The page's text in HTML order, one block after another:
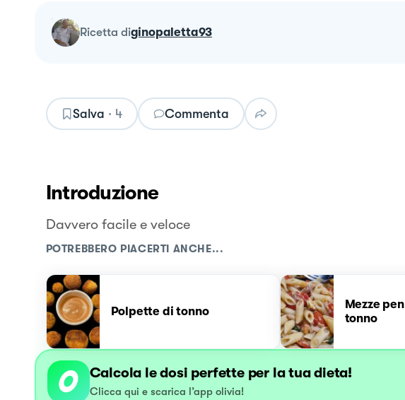
ricetta diginopaletta93
Salva · 4 Commenta
Introduzione
Davvero facile e veloce
POTREBBERO PIACERTI ANCHE...
Polpette di tonno
Mezze
tonno
Calcola le dosi perfette per la tua dieta!
Clicca qui e scarica l’app olivia!